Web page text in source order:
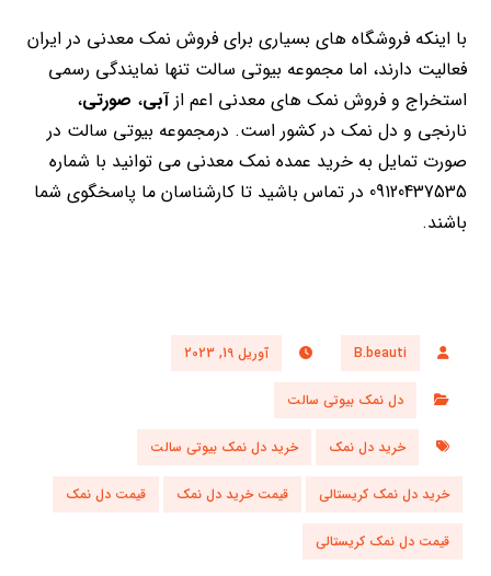
با اینکه فروشگاه های بسیاری برای فروش نمک معدنی در ایران
فعالیت دارند، اما مجموعه بیوتی سالت تنها نمایندگی رسمی
استخراج و فروش نمک های معدنی اعم ازآبی، صورتی،
نارنجی و دل نمک در کشور است. درمجموعه بیوتی سالت در
صورت تمایل به خرید عمده نمک معدنی می توانید با شماره
09120437535 در تماس باشید تا کارشناسان ما پاسخگوی شما
باشند.
B.beauti آوریل 19, 2023
دل نمک بیوتی سالت
خرید دل نمک خرید دل نمک بیوتی سالت
خرید دل نمک کریستالی قیمت خرید دل نمک قیمت دل نمک
قیمت دل نمک کریستالی